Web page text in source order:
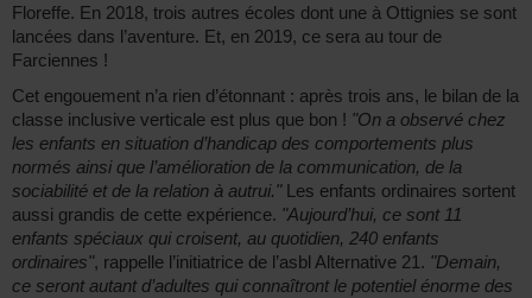
Floreffe. En 2018, trois autres écoles dont une à Ottignies se sont
lancées dans l’aventure. Et, en 2019, ce sera au tour de
Farciennes !
Cet engouement n’a rien d’étonnant : après trois ans, le bilan de la
classe inclusive verticale est plus que bon ! "On a observé chez
les enfants en situation d’handicap des comportements plus
normés ainsi que l’amélioration de la communication, de la
sociabilité et de la relation à autrui."Les enfants ordinaires sortent
aussi grandis de cette expérience. "Aujourd’hui, ce sont 11
enfants spéciaux qui croisent, au quotidien, 240 enfants
ordinaires", rappelle l’initiatrice de l’asbl Alternative 21. "Demain,
ce seront autant d’adultes qui connaîtront le potentiel énorme des